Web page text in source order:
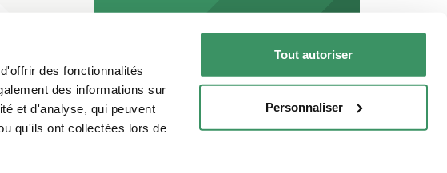
des fonctionnalités
des informations sur
et d'analyse, qui peuvent
qu'ils ont collectées lors de
Tout autoriser
Personnaliser
s’abonner maintenant